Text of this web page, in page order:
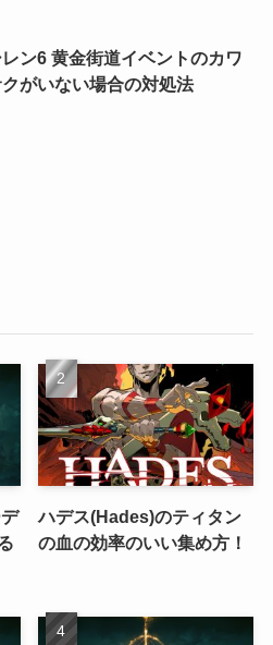
ン6 黄金街道イベントのカワ
がいない場合の対処法
ハデス(Hades)のティタン
の血の効率のいい集め方！